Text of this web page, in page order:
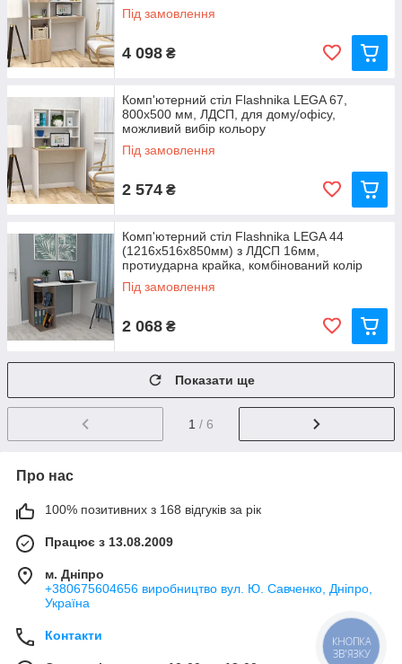
Під замовлення
4 098 ₴
Комп'ютерний стіл Flashnika LEGA 67,
800x500 мм, ЛДСП, для дому/офісу,
можливий вибір кольору
Під замовлення
2 574 ₴
Комп'ютерний стіл Flashnika LEGA 44
(1216x516x850мм) з ЛДСП 16мм,
протиударна крайка, комбінований колір
Під замовлення
2 068 ₴
Показати ще
1 / 6
Про нас
100% позитивних з 168 відгуків за рік
Працює з 13.08.2009
м. Дніпро
+380675604656 виробництво вул. Ю. Савченко, Дніпро,
Україна
Контакти КНОПКА
ЗВ'ЯЗКУ